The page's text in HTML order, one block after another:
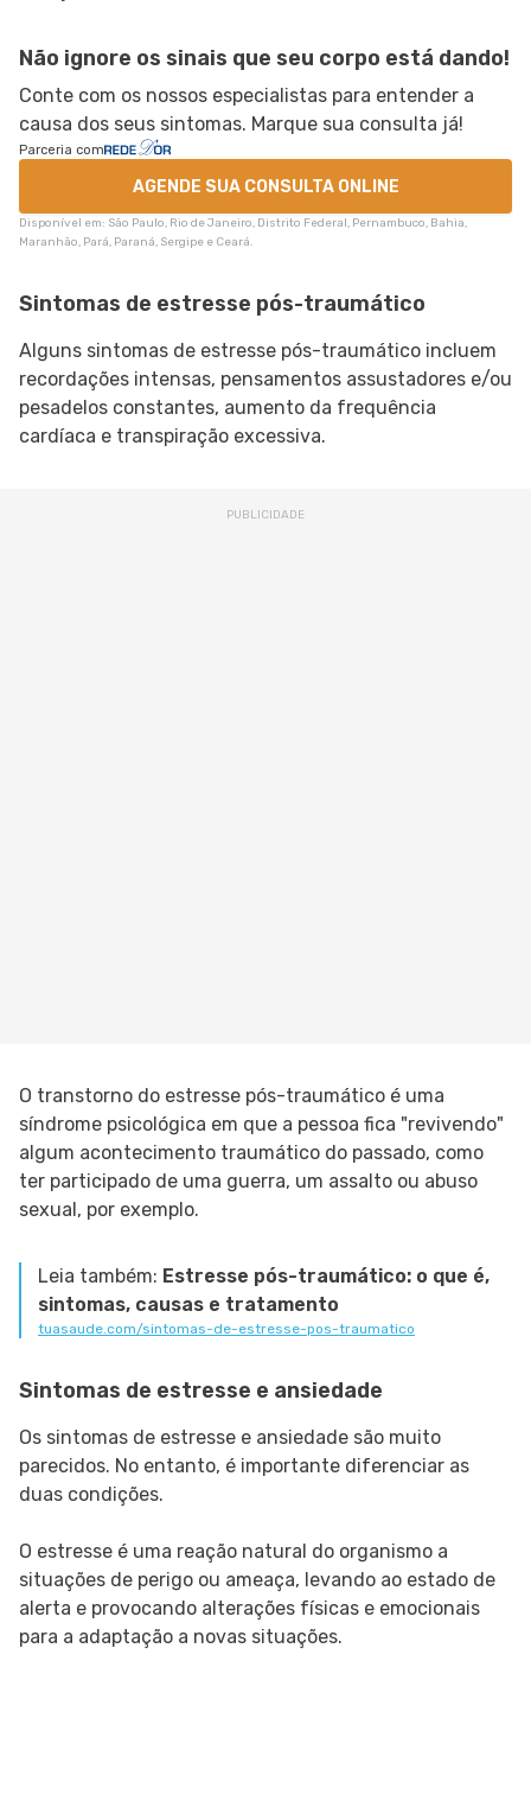
Não ignore os sinais que seu corpo está dando!
Conte com os nossos especialistas para entender a
causa dos seus sintomas. Marque sua consulta já!
Parceria com
AGENDE SUA CONSULTA ONLINE
Disponível em: São Paulo, Rio de Janeiro, Distrito Federal, Pernambuco, Bahia,
Maranhão, Pará, Paraná, Sergipe e Ceará.
Sintomas de estresse pós-traumático
Alguns sintomas de estresse pós-traumático incluem
recordações intensas, pensamentos assustadores e/ou
pesadelos constantes, aumento da frequência
cardíaca e transpiração excessiva.
O transtorno do estresse pós-traumático é uma
síndrome psicológica em que a pessoa fica "revivendo"
algum acontecimento traumático do passado, como
ter participado de uma guerra, um assalto ou abuso
sexual, por exemplo.
Leia também: Estresse pós-traumático: o que é,
sintomas, causas e tratamento
tuasaude.com/sintomas-de-estresse-pos-traumatico
Sintomas de estresse e ansiedade
Os sintomas de estresse e ansiedade são muito
parecidos. No entanto, é importante diferenciar as
duas condições.
O estresse é uma reação natural do organismo a
situações de perigo ou ameaça, levando ao estado de
alerta e provocando alterações físicas e emocionais
para a adaptação a novas situações.